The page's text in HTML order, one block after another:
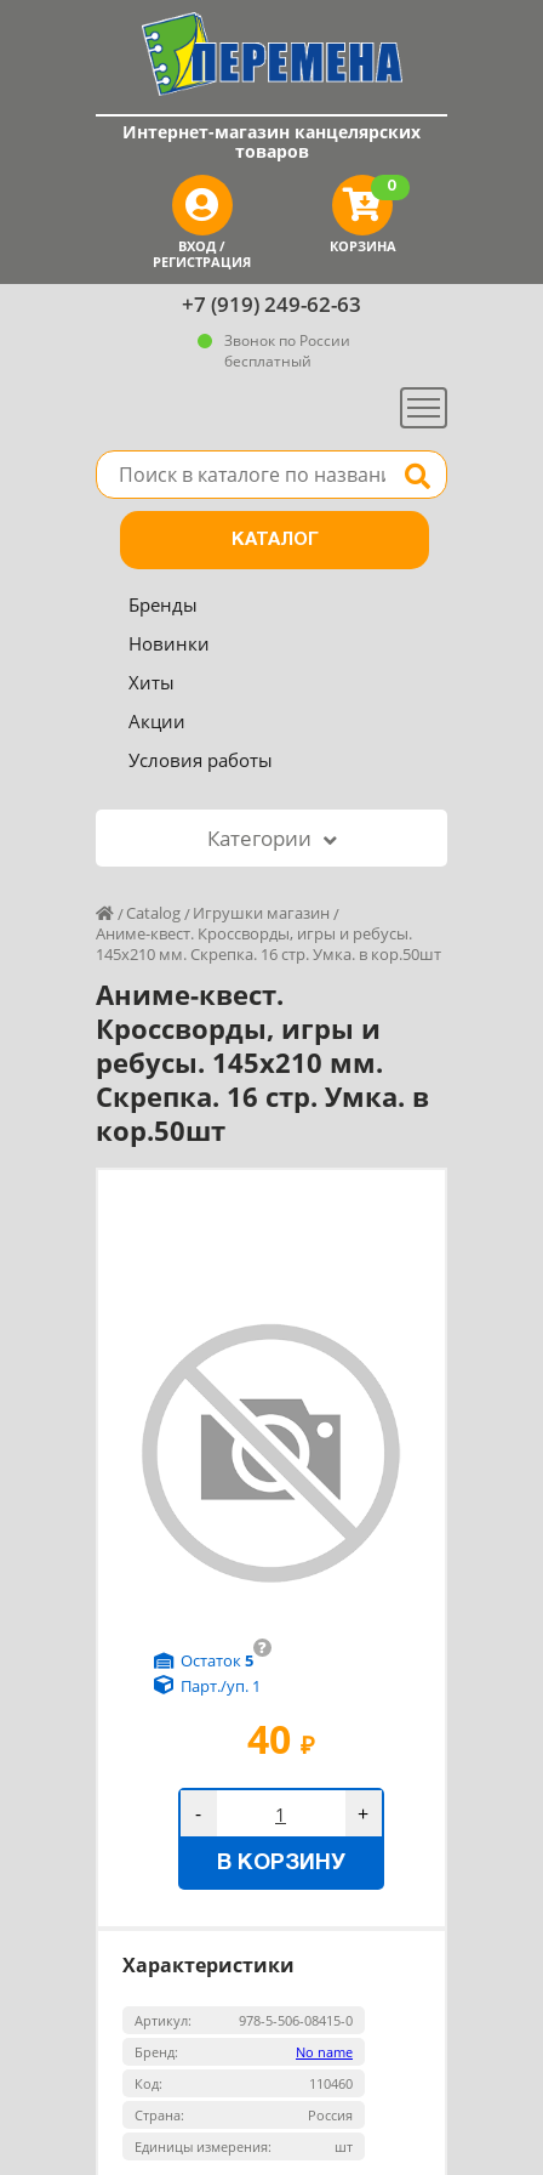
+7 (919) 249-62-63
Звонок по России
бесплатный
Меню
Интернет-магазин канцелярских
товаров
ВХОД /
РЕГИСТРАЦИЯ
КОРЗИНА
0
Поле для поиска товара в каталоге Найти
КАТАЛОГ
Бренды
Новинки
Хиты
Акции
Условия работы
Категории
Catalog
Игрушки магазин
Аниме-квест. Кроссворды, игры и ребусы.
145х210 мм. Скрепка. 16 стр. Умка. в кор.50шт
Аниме-квест.
Кроссворды, игры и
ребусы. 145х210 мм.
Скрепка. 16 стр. Умка. в
кор.50шт
40 ₽
?
Остаток5
Парт./уп. 1
- +
В КОРЗИНУ
Характеристики
Артикул:
978-5-506-08415-0
Бренд:
No name
Код:
110460
Страна:
Россия
Единицы измерения:
шт